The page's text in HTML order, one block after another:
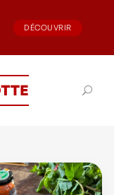
DÉCOUVRIR